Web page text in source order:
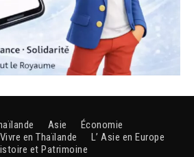
Asie
Économie
Vivre en Thaïlande
L’ Asie en Europe
et Patrimoine